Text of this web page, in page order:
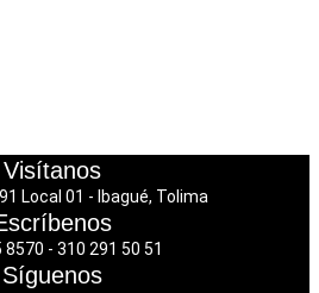
Visítanos
Local 01 - Ibagué, Tolima
8570 - 310 291 50 51
Síguenos